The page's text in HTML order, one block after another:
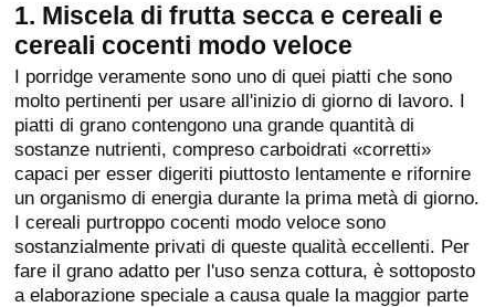
1. Miscela di frutta secca e cereali e
cereali cocenti modo veloce
I porridge veramente sono uno di quei piatti che sono
molto pertinenti per usare all'inizio di giorno di lavoro. I
piatti di grano contengono una grande quantità di
sostanze nutrienti, compreso carboidrati «corretti»
capaci per esser digeriti piuttosto lentamente e rifornire
un organismo di energia durante la prima metà di giorno.
I cereali purtroppo cocenti modo veloce sono
sostanzialmente privati di queste qualità eccellenti. Per
fare il grano adatto per l'uso senza cottura, è sottoposto
a elaborazione speciale a causa quale la maggior parte